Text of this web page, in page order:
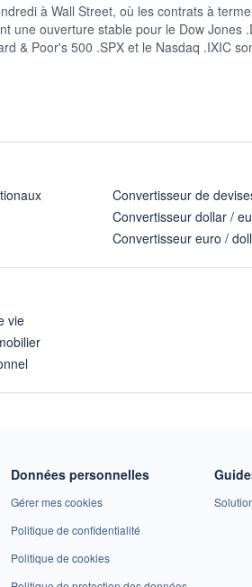
à Wall Street, où les contrats à
une ouverture stable pour le Dow Jones
& Poor's 500 .SPX et le Nasdaq .IXIC
Convertisseur de
Convertisseur dollar /
Convertisseur euro /
vie
Données personnelles
Gérer mes cookies
Politique de confidentialité
Politique de cookies